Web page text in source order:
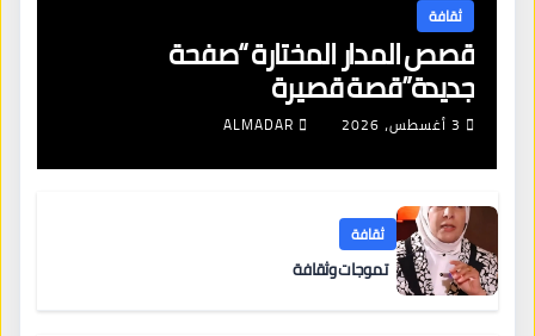
ثقافة
قصص المدار المختارة “صفحة
جديدة”قصة قصيرة
3 أغسطس، 2026 ALMADAR
ثقافة
تموجات وثقافة